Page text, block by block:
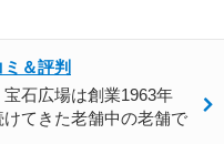
＆評判
石広場は創業1963年
てきた老舗中の老舗で